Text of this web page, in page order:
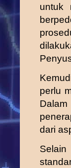
untuk
perlu
dari